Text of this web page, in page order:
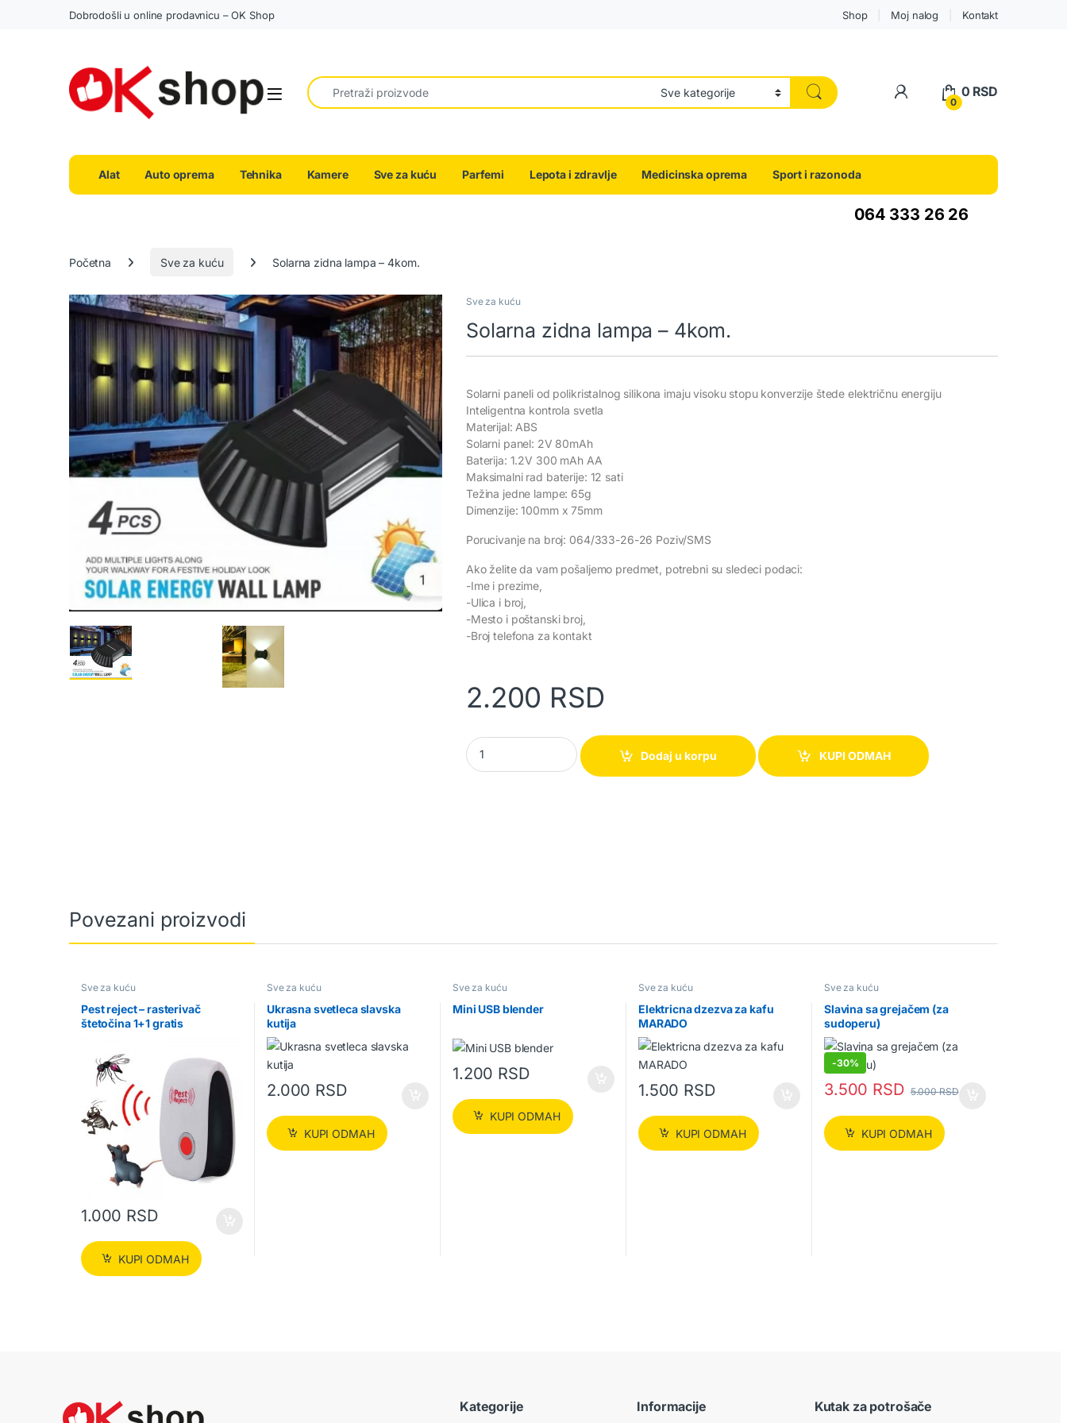
Dobrodošli u online prodavnicu – OK Shop Shop Moj nalog Kontakt
Search for:
0
0 RSD
Alat Auto oprema Tehnika Kamere Sve za kuću Parfemi Lepota i zdravlje Medicinska oprema Sport i razonoda
064 333 26 26
Početna Sve za kuću Solarna zidna lampa – 4kom.
🔍
Sve za kuću
Solarna zidna lampa – 4kom.
Solarni paneli od polikristalnog silikona imaju visoku stopu konverzije štede električnu energiju
Inteligentna kontrola svetla
Materijal: ABS
Solarni panel: 2V 80mAh
Baterija: 1.2V 300 mAh AA
Maksimalni rad baterije: 12 sati
Težina jedne lampe: 65g
Dimenzije: 100mm x 75mm
Porucivanje na broj: 064/333-26-26 Poziv/SMS
Ako želite da vam pošaljemo predmet, potrebni su sledeci podaci:
-Ime i prezime,
-Ulica i broj,
-Mesto i poštanski broj,
-Broj telefona za kontakt
2.200 RSD
Solarna zidna lampa – 4kom. quantity
Dodaj u korpu
KUPI ODMAH
Povezani proizvodi
Sve za kuću
Pest reject – rasterivač
štetočina 1+1 gratis
1.000 RSD
KUPI ODMAH
Sve za kuću
Ukrasna svetleca slavska
kutija
2.000 RSD
KUPI ODMAH
Sve za kuću
Mini USB blender
1.200 RSD
KUPI ODMAH
Sve za kuću
Elektricna dzezva za kafu
MARADO
1.500 RSD
KUPI ODMAH
Sve za kuću
Slavina sa grejačem (za
sudoperu)
-30%
3.500 RSD 5.000RSD
KUPI ODMAH
Kategorije Informacije Kutak za potrošače